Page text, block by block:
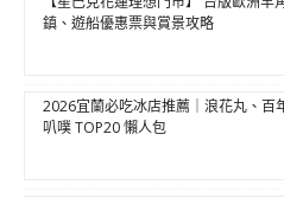
鎮、遊船優惠票與賞景攻略
2026宜蘭必吃冰店推薦｜浪花丸、百
叭噗 TOP20 懶人包